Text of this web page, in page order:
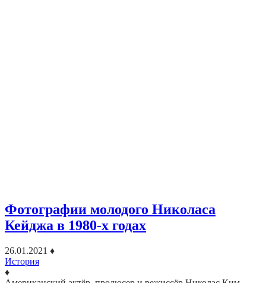
Фотографии молодого Николаса
Кейджа в 1980-х годах
26.01.2021 ♦
История
♦